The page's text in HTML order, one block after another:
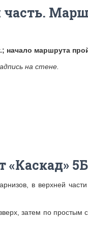
начало маршрута
на стене.
5Б
в верхней
затем по простым